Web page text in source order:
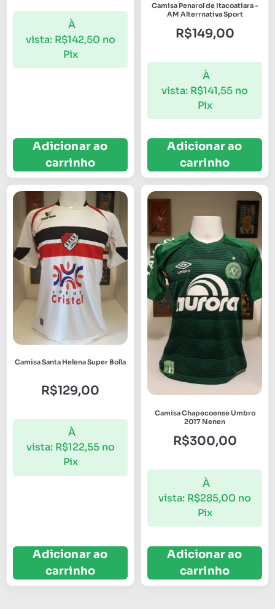
À
vista: R$142,50 no
Pix
Adicionar ao
carrinho
Camisa Penarol de Itacoatiara –
AM Alterrnativa Sport
R$149,00
À
vista: R$141,55 no
Pix
Adicionar ao
carrinho
Camisa Santa Helena Super Bolla
R$129,00
À
vista: R$122,55 no
Pix
Adicionar ao
carrinho
Camisa Chapecoense Umbro
2017 Nenen
R$300,00
À
vista: R$285,00 no
Pix
Adicionar ao
carrinho